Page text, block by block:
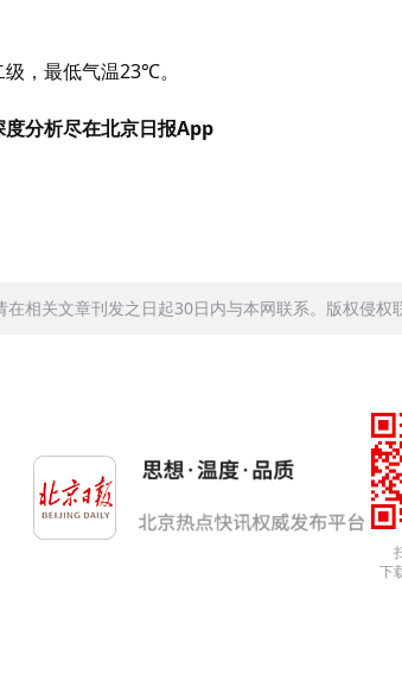
，最低气温23℃。
分析尽在北京日报App
在相关文章刊发之日起30日内与本网联系。版权侵
下